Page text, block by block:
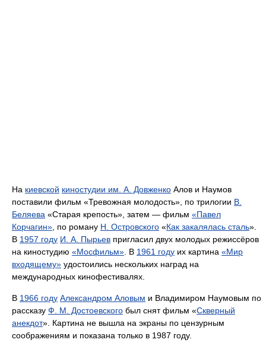
На киевской киностудии им. А. Довженко Алов и Наумов
поставили фильм «Тревожная молодость», по трилогии В.
Беляева «Старая крепость», затем — фильм «Павел
Корчагин» , по роману Н. Островского «Как закалялась сталь».
В 1957 году И. А. Пырьев пригласил двух молодых режиссёров
на киностудию «Мосфильм» . В 1961 году их картина «Мир
входящему» удостоились нескольких наград на
международных кинофестивалях.
В 1966 году Александром Аловым и Владимиром Наумовым по
рассказу Ф. М. Достоевского был снят фильм «Скверный
анекдот». Картина не вышла на экраны по цензурным
соображениям и показана только в 1987 году.